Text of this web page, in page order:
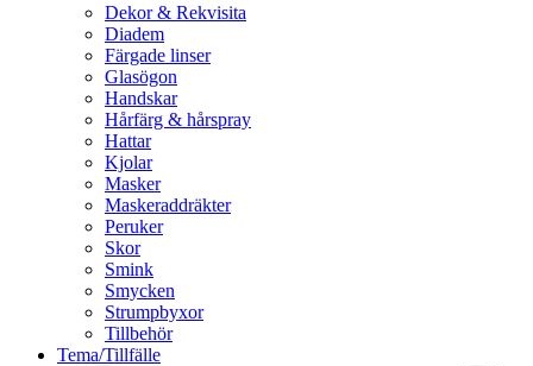
Dekor & Rekvisita
Diadem
Färgade linser
Glasögon
Handskar
Hårfärg & hårspray
Hattar
Kjolar
Masker
Maskeraddräkter
Peruker
Skor
Smink
Smycken
Strumpbyxor
Tillbehör
Tema/Tillfälle